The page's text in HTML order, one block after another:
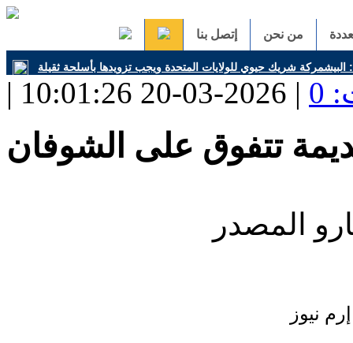
من نحن إتصل بنا
شريك حيوي للولايات المتحدة ويجب تزويدها بأسلحة ثقيلة
تتفوق على الشوفان